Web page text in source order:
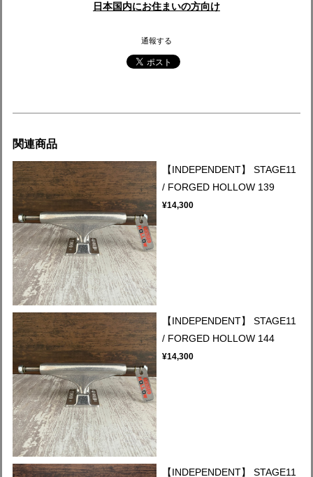
日本国内にお住まいの方向け
通報する
関連商品
【INDEPENDENT】 STAGE11
/ FORGED HOLLOW 139
¥14,300
【INDEPENDENT】 STAGE11
/ FORGED HOLLOW 144
¥14,300
【INDEPENDENT】 STAGE11